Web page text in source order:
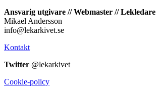
Ansvarig utgivare // Webmaster // Lekledare
Mikael Andersson
info@lekarkivet.se
Kontakt
Twitter @lekarkivet
Cookie-policy